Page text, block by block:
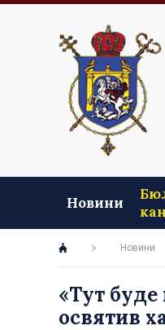
Новини
Новини
«Тут
освятив